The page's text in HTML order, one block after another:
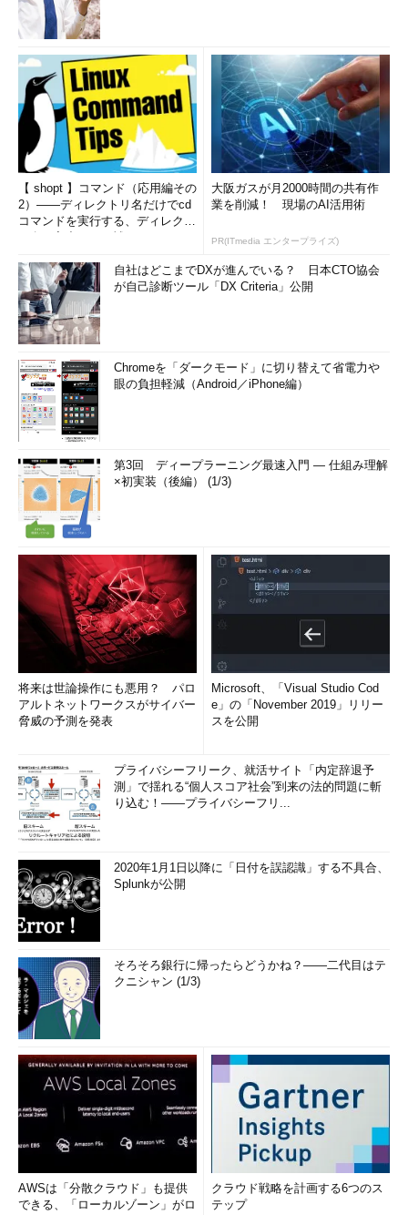
を参考にしてほしい。
Installing the .NET agent on Azure
Azure Gallery New Relic
Azure Cloud Service
Application Insightsのサポートプラットフォームは以下の通り
だ。
Windows Phone
Windowsストアアプリ
Azureクラウドサービスおよび、Azure Webサイト
ASP.NETアプリ
Windowsサーバー
複するところもあるが、WindowsストアアプリはApplication
Insightsのみ、node.jsやPHPアプリでは必然的にNew Relicを選
ぶことになる。サポート範囲のプラットフォームは将来的にはど
ちらのサービスでも同じ機能が使用可能になるかもしれないが、
現状では監視したいアプリの種類および、料金に応じて選べばよ
い。
【 shopt 】コマンド（応用編その
2）――ディレクトリ名だけでcd
コマンドを実行する、ディレクト
大阪ガスが月2000時間の共有作
業を削減！ 現場のAI活用術
PR(ITmedia エンタープライズ)
自社はどこまでDXが進んでいる？ 日本CTO協会
が自己診断ツール「DX Criteria」公開
Chromeを「ダークモード」に切り替えて省電力や
眼の負担軽減（Android／iPhone編）
第3回 ディープラーニング最速入門 ― 仕組み理解
×初実装（後編） (1/3)
将来は世論操作にも悪用？ パロ
アルトネットワークスがサイバー
脅威の予測を発表
Microsoft、「Visual Studio Cod
e」の「November 2019」リリー
スを公開
プライバシーフリーク、就活サイト「内定辞退予
測」で揺れる“個人スコア社会”到来の法的問題に斬
り込む！――プライバシーフリ...
2020年1月1日以降に「日付を誤認識」する不具合、
Splunkが公開
そろそろ銀行に帰ったらどうかね？――二代目はテ
クニシャン (1/3)
AWSは「分散クラウド」も提供
できる、「ローカルゾーン」がロ
クラウド戦略を計画する6つのス
テップ